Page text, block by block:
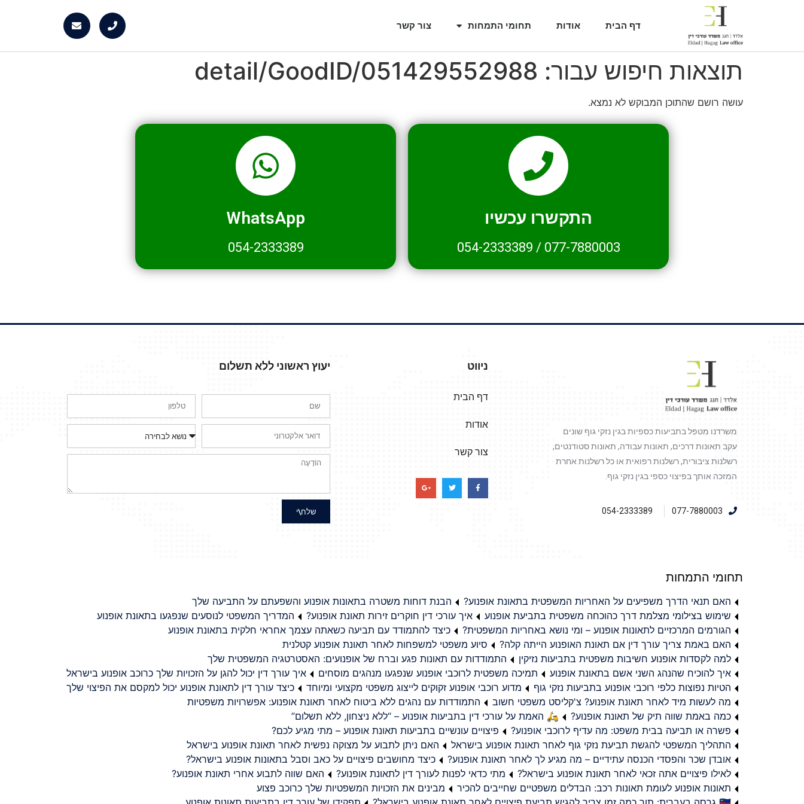
דף הבית אודות תחומי התמחות צור קשר
תוצאות חיפוש עבור: detail/GoodID/051429552988
עושה רושם שהתוכן המבוקש לא נמצא.
התקשרו עכשיו
077-7880003
/
054-2333389
WhatsApp
054-2333389
משרדנו מטפל בתביעות כספיות בגין נזקי גוף שונים
עקב תאונות דרכים, תאונות עבודה, תאונות סטודנטים,
רשלנות ציבורית, רשלנות רפואית או כל רשלנות אחרת
המזכה אותך בפיצוי כספי בגין נזקי גוף.
077-7880003
054-2333389
ניווט
דף הבית
אודות
צור קשר
יעוץ ראשוני ללא תשלום
שלח\י
תחומי התמחות
האם תנאי הדרך משפיעים על האחריות המשפטית בתאונת אופנוע?
הבנת דוחות משטרה בתאונות אופנוע והשפעתם על התביעה שלך
שימוש בצילומי מצלמת דרך כהוכחה משפטית בתביעת אופנוע
איך עורכי דין חוקרים זירות תאונת אופנוע?
המדריך המשפטי לנוסעים שנפגעו בתאונת אופנוע
הגורמים המרכזיים לתאונות אופנוע – ומי נושא באחריות המשפטית?
כיצד להתמודד עם תביעה כשאתה עצמך אחראי חלקית בתאונת אופנוע
האם באמת צריך עורך דין אם תאונת האופנוע הייתה קלה?
סיוע משפטי למשפחות לאחר תאונת אופנוע קטלנית
למה לקסדות אופנוע חשיבות משפטית בתביעות נזיקין
התמודדות עם תאונות פגע וברח של אופנועים: האסטרטגיה המשפטית שלך
איך להוכיח שהנהג השני אשם בתאונת אופנוע
תמיכה משפטית לרוכבי אופנוע שנפגעו מנהגים מוסחים
איך עורך דין יכול להגן על הזכויות שלך כרוכב אופנוע בישראל
הטיות נפוצות כלפי רוכבי אופנוע בתביעות נזקי גוף
מדוע רוכבי אופנוע זקוקים לייצוג משפטי מקצועי ומיוחד
כיצד עורך דין לתאונת אופנוע יכול למקסם את הפיצוי שלך
מה לעשות מיד לאחר תאונת אופנוע? צ'קליסט משפטי חשוב
התמודדות עם נהגים ללא ביטוח לאחר תאונת אופנוע: אפשרויות משפטיות
כמה באמת שווה תיק של תאונת אופנוע?
🛵 האמת על עורכי דין בתביעות אופנוע – “ללא ניצחון, ללא תשלום”
פשרה או תביעה בבית משפט: מה עדיף לרוכבי אופנוע?
פיצויים עונשיים בתביעות תאונת אופנוע – מתי מגיע לכם?
התהליך המשפטי להגשת תביעת נזקי גוף לאחר תאונת אופנוע בישראל
האם ניתן לתבוע על מצוקה נפשית לאחר תאונת אופנוע בישראל
אובדן שכר והפסדי הכנסה עתידיים – מה מגיע לך לאחר תאונת אופנוע?
כיצד מחושבים פיצויים על כאב וסבל בתאונות אופנוע בישראל?
לאילו פיצויים אתה זכאי לאחר תאונת אופנוע בישראל?
מתי כדאי לפנות לעורך דין לתאונת אופנוע?
האם שווה לתבוע אחרי תאונת אופנוע?
תאונות אופנוע לעומת תאונות רכב: הבדלים משפטיים שחייבים להכיר
מבינים את הזכויות המשפטיות שלך כרוכב פצוע